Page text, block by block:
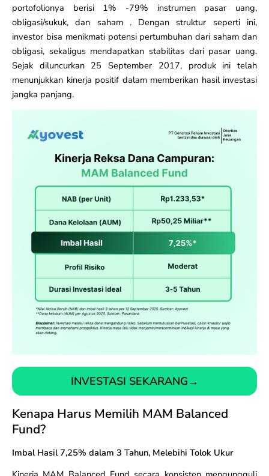
portofolionya berisi 1% -79% instrumen pasar uang,
obligasi/sukuk, dan saham . Dengan struktur seperti ini,
investor bisa menikmati potensi pertumbuhan dari saham dan
obligasi, sekaligus mendapatkan stabilitas dari pasar uang.
Sejak diluncurkan 25 September 2017, produk ini telah
menunjukkan kinerja positif dalam memberikan hasil investasi
jangka panjang.
INVESTASI SEKARANG→
Kenapa Harus Memilih MAM Balanced
Fund?
Imbal Hasil 7,25% dalam 3 Tahun, Melebihi Tolok Ukur